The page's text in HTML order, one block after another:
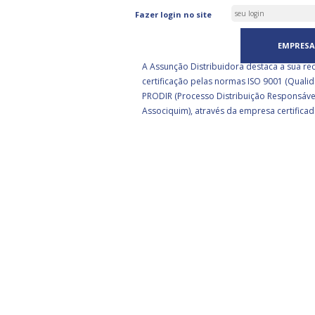
Fazer login no site
EMPRESA
ASSUNÇÃO DISTRIBUIDORA
CERTIFICADA PELA BSI
A Assunção Distribuidora destaca a sua
certificação pelas normas ISO 9001
PRODIR (Processo Distribuição
Associquim), através da empresa